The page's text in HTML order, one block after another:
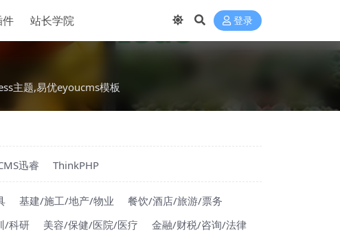
件 站长学院 登录
主题,易优eyoucms模板
迅睿 ThinkPHP
基建/施工/地产/物业
餐饮/酒店/旅游/票务
/科研 美容/保健/医院/医疗
金融/财税/咨询/法律